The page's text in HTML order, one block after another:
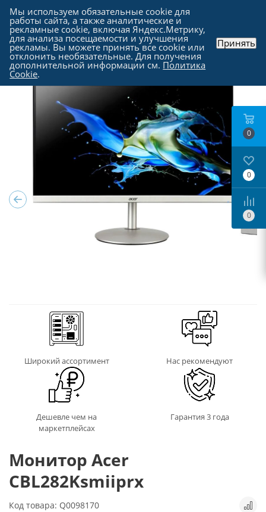
Каталог - Мониторы
Широкий ассортимент Нас рекомендуют
Дешевле чем на
маркетплейсах
Гарантия 3 года
Монитор Acer
CBL282Ksmiiprx
Код товара: Q0098170
0
0
0
Мы используем обязательные cookie для
работы сайта, а также аналитические и
рекламные cookie, включая Яндекс.Метрику,
для анализа посещаемости и улучшения
рекламы. Вы можете принять все cookie или
отклонить необязательные. Для получения
дополнительной информации см. Политика
Cookie.
Принять